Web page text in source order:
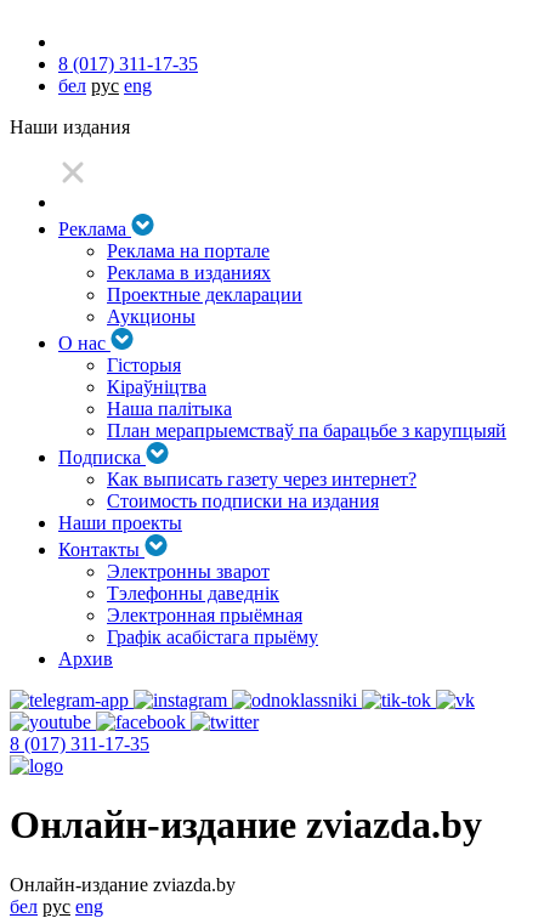
8 (017) 311-17-35
бел рус eng
Наши издания
Реклама
Реклама на портале
Реклама в изданиях
Проектные декларации
Аукционы
О нас
Гісторыя
Кіраўніцтва
Наша палітыка
План мерапрыемстваў па барацьбе з карупцыяй
Подписка
Как выписать газету через интернет?
Стоимость подписки на издания
Наши проекты
Контакты
Электронны зварот
Тэлефонны даведнік
Электронная прыёмная
Графік асабістага прыёму
Архив
8 (017) 311-17-35
Онлайн-издание zviazda.by
Онлайн-издание zviazda.by
бел рус eng